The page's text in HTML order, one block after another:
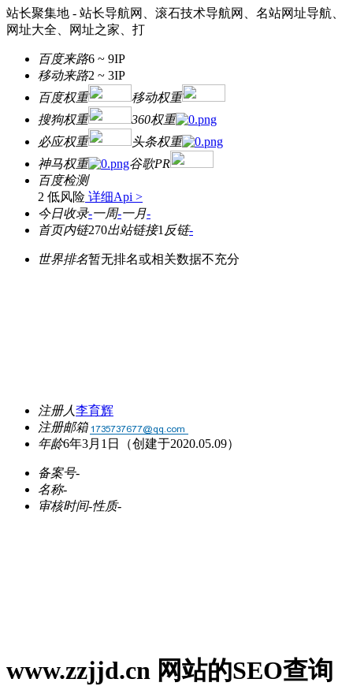
站长聚集地 - 站长导航网、滚石技术导航网、名站网址导航、
网址大全、网址之家、打
百度来路6 ~ 9IP
移动来路2 ~ 3IP
百度权重
移动权重
搜狗权重
360权重
必应权重
头条权重
神马权重
谷歌PR
百度检测
2 低风险 详细Api >
今日收录-一周-一月-
首页内链270出站链接1 反链-
世界排名暂无排名或相关数据不充分
注册人李育辉
注册邮箱
年龄6年3月1日 （创建于2020.05.09）
备案号-
名称-
审核时间-性质-
www.zzjjd.cn 网站的SEO查询